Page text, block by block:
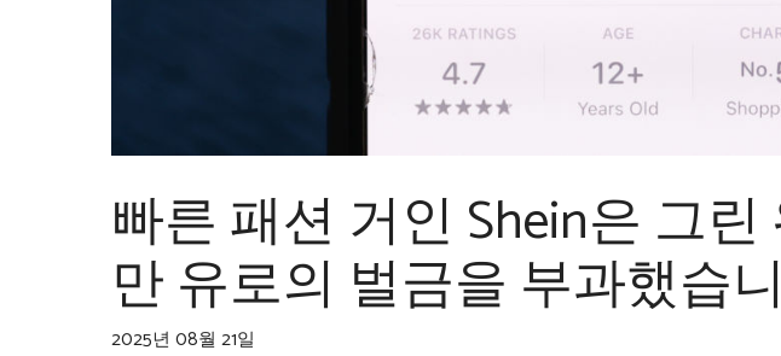
빠른 패션 거인 Shein은 그
만 유로의 벌금을 부과했습
2025년 08월 21일